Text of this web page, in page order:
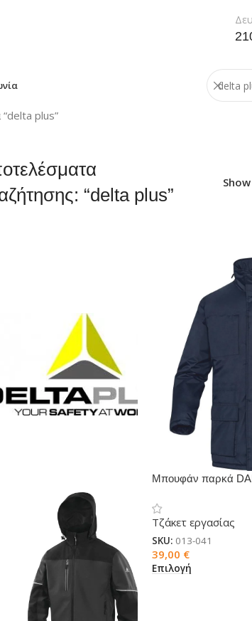
plus”
“delta plus”
Show
Μπουφάν παρκά
Τζάκετ εργασίας
SKU: 013-041
39,00 €
Επιλογή